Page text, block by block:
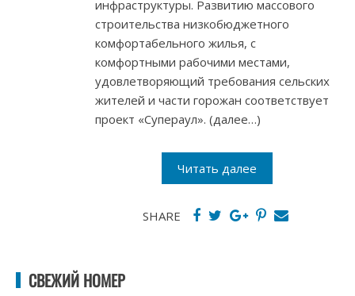
инфраструктуры. Развитию массового
строительства низкобюджетного
комфортабельного жилья, с
комфортными рабочими местами,
удовлетворяющий требования сельских
жителей и части горожан соответствует
проект «Супераул». (далее…)
Читать далее
SHARE
СВЕЖИЙ НОМЕР